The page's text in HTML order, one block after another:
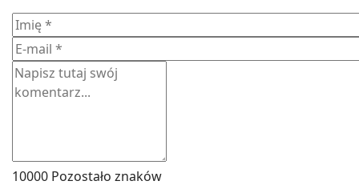
10000 Pozostało znaków